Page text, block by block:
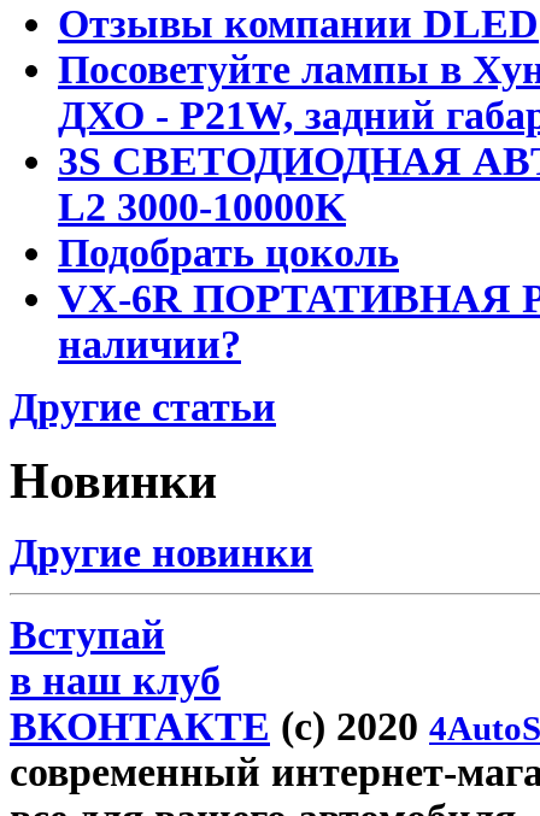
Отзывы компании DLED
Посоветуйте лампы в
ДХО - P21W, задний
3S СВЕТОДИОДНАЯ
L2 3000-10000K
Подобрать цоколь
VX-6R ПОРТАТИВНАЯ
наличии?
Другие статьи
Новинки
Другие новинки
Вступай
в наш клуб
ВКОНТАКТЕ (c) 2020
современный интернет-